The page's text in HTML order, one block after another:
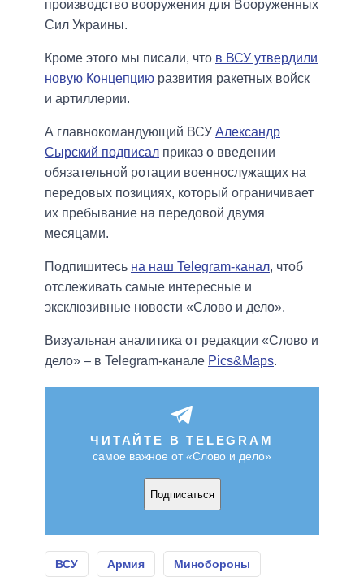
производство вооружения для Вооруженных
Сил Украины.
Кроме этого мы писали, что в ВСУ утвердили
новую Концепцию развития ракетных войск
и артиллерии.
А главнокомандующий ВСУ Александр
Сырский подписал приказ о введении
обязательной ротации военнослужащих на
передовых позициях, который ограничивает
их пребывание на передовой двумя
месяцами.
Подпишитесь на наш Telegram-канал, чтоб
отслеживать самые интересные и
эксклюзивные новости «Слово и дело».
Визуальная аналитика от редакции «Слово и
дело» – в Telegram-канале Pics&Maps.
ЧИТАЙТЕ В TELEGRAM
самое важное от «Слово и дело»
Подписаться
ВСУ Армия Минобороны